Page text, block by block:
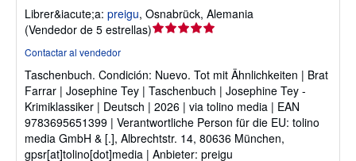
Librer&iacute;a: preigu, Osnabrück, Alemania
(Vendedor de 5 estrellas)Calificación
5
de
5
estrellas
Contactar al vendedor
Taschenbuch. Condición: Nuevo. Tot mit Ähnlichkeiten | Brat
Farrar | Josephine Tey | Taschenbuch | Josephine Tey -
Krimiklassiker | Deutsch | 2026 | via tolino media | EAN
9783695651399 | Verantwortliche Person für die EU: tolino
media GmbH & [.], Albrechtstr. 14, 80636 München,
gpsr[at]tolino[dot]media | Anbieter: preigu